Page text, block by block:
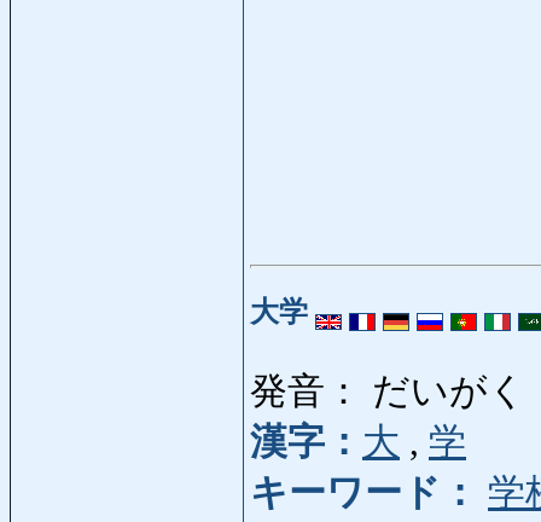
大学
発音： だいがく
漢字： 大 , 学
キーワード：
学